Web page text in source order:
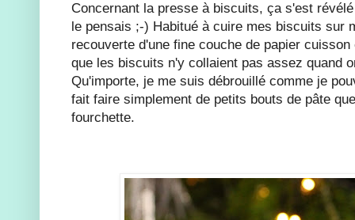
Concernant la presse à biscuits, ça s'est
le pensais ;-) Habitué à cuire mes biscuits sur
recouverte d'une fine couche de papier
que les biscuits n'y collaient pas assez quand
Qu'importe, je me suis débrouillé comme je
fait faire simplement de petits bouts de pâte
fourchette.